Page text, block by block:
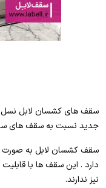
سقف های کشسان لابل
جدید نسبت به سقف های
سقف کشسان لابل به صورت
دارد . این سقف ها با
نیز ندارند.